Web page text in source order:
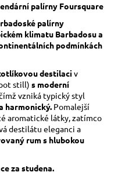
palírny Foursquare
palírny
klimatu Barbadosu a
podmínkách
destilaciv
still) s moderní
vzniká typický styl
harmonický. Pomalejší
aromatické látky, zatímco
destilátu eleganci a
rum s hlubokou
za studena.